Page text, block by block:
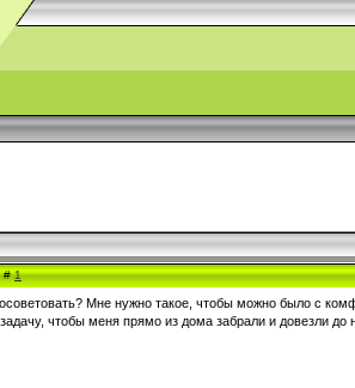
#1
Мне нужно такое, чтобы можно было с
чтобы меня прямо из дома забрали и довезли до